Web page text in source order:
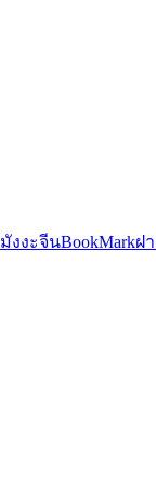
มังงะจีนBookMarkฝ